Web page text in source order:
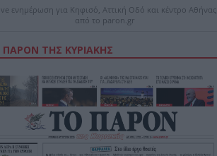
ενημέρωση για Κηφισό, Αττική Οδό και κέντρο Αθήνας
από το paron.gr
ΤΗΣ ΚΥΡΙΑΚΗΣ